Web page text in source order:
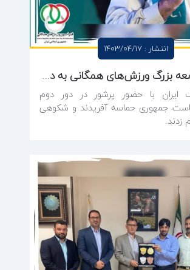
انتشار : 1403/04/17
تبریک جامعه بزرگ ورزش‌های همگانی به دکتر پزشکیان
با حضور پرشور در دور دوم
جمهوری حماسه آفریدند و شکوهی
زدند.